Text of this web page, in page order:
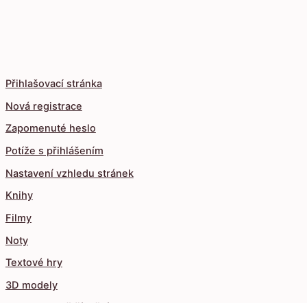
Přihlašovací stránka
Nová registrace
Zapomenuté heslo
Potíže s přihlášením
Nastavení vzhledu stránek
Knihy
Filmy
Noty
Textové hry
3D modely